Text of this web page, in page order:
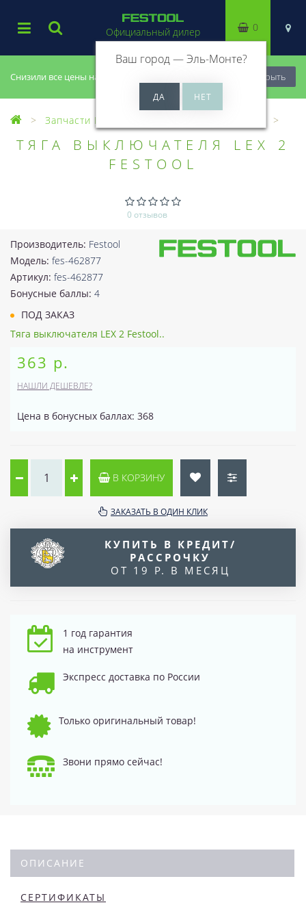
Снизили все цены на 20%, успей купить! Закрыть
Официальный дилер
Ваш город —Эль-Монте?
0
Запчасти Festool
ТЯГА ВЫКЛЮЧАТЕЛЯ LEX 2
FESTOOL
0 отзывов
Производитель: Festool
Модель: fes-462877
Артикул: fes-462877
Бонусные баллы: 4
ПОД ЗАКАЗ
Тяга выключателя LEX 2 Festool..
363 р.
НАШЛИ ДЕШЕВЛЕ?
Цена в бонусных баллах: 368
В КОРЗИНУ
ЗАКАЗАТЬ В ОДИН КЛИК
КУПИТЬ В КРЕДИТ/
РАССРОЧКУ
ОТ 19 Р. В МЕСЯЦ
1 год гарантия
на инструмент
Экспресс доставка по России
Только оригинальный товар!
Звони прямо сейчас!
ОПИСАНИЕ
СЕРТИФИКАТЫ